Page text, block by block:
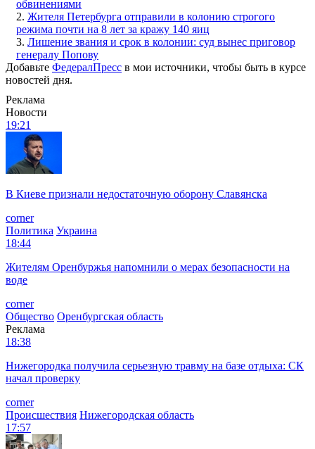
обвинениями
2. Жителя Петербурга отправили в колонию строгого
режима почти на 8 лет за кражу 140 яиц
3. Лишение звания и срок в колонии: суд вынес приговор
генералу Попову
Добавьте ФедералПресс в мои источники, чтобы быть в курсе
новостей дня.
Реклама
Новости
19:21
В Киеве признали недостаточную оборону Славянска
corner
Политика Украина
18:44
Жителям Оренбуржья напомнили о мерах безопасности на
воде
corner
Общество Оренбургская область
Реклама
18:38
Нижегородка получила серьезную травму на базе отдыха: СК
начал проверку
corner
Происшествия Нижегородская область
17:57